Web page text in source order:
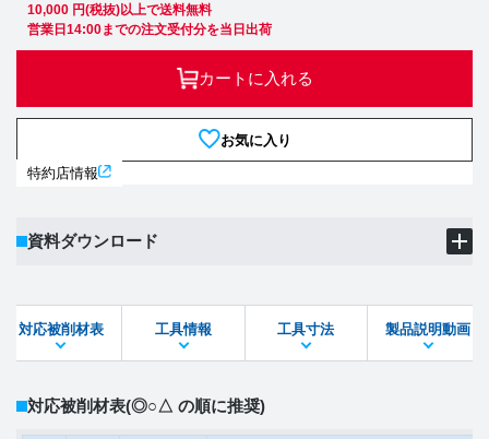
10,000 円(税抜)以上で送料無料
営業日14:00までの注文受付分を当日出荷
カートに入れる
お気に入り
特約店情報
資料ダウンロード
STEPファイル DXFファイル
対応被削材表 工具情報 工具寸法 製品説明動画
対応被削材表(◎○△ の順に推奨)